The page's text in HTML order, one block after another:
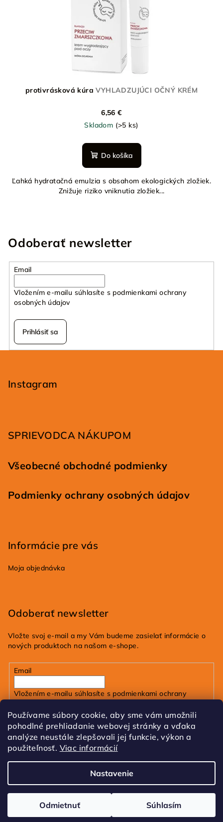
Používame súbory cookie, aby sme vám umožnili
pohodlné prehliadanie webovej stránky a vďaka
analýze neustále zlepšovali jej funkcie, výkon a
použiteľnosť. Viac informácií
Nastavenie
Odmietnuť Súhlasím
protivrásková kúraVYHLADZUJÚCI OČNÝ KRÉM
6,56 €
Skladom (>5 ks)
Do košíka
Ľahká hydratačná emulzia s obsahom ekologických zložiek.
Znižuje riziko vniknutia zložiek...
Odoberať newsletter
Email
Vložením e-mailu súhlasíte s podmienkami ochrany
osobných údajov
Prihlásiť sa
Instagram
SPRIEVODCA NÁKUPOM
Všeobecné obchodné podmienky
Podmienky ochrany osobných údajov
Informácie pre vás
Moja objednávka
Odoberať newsletter
Vložte svoj e-mail a my Vám budeme zasielať informácie o
nových produktoch na našom e-shope.
Email
Vložením e-mailu súhlasíte s podmienkami ochrany
Prihlásiť sa
Upraviť nastavenie cookies
Vytvoril Shoptet